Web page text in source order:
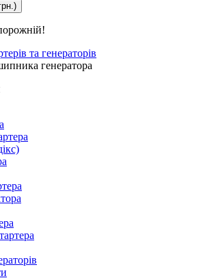
та генераторів
генератора